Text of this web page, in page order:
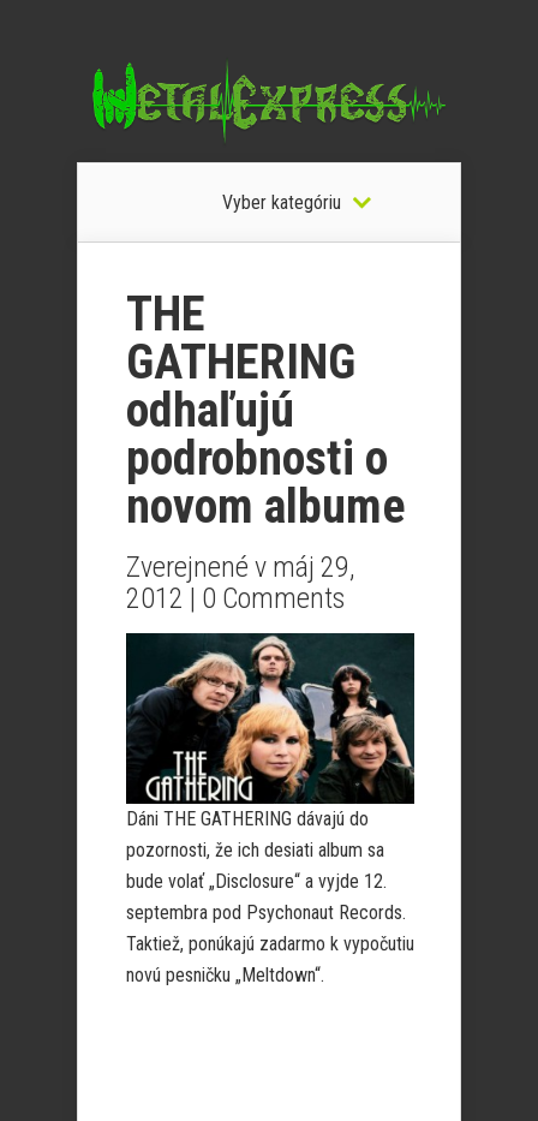
Vyber kategóriu
THE
GATHERING
odhaľujú
podrobnosti o
novom albume
Zverejnené v máj 29,
2012 | 0 Comments
Dáni THE GATHERING dávajú do
pozornosti, že ich desiati album sa
bude volať „Disclosure“ a vyjde 12.
septembra pod Psychonaut Records.
Taktiež, ponúkajú zadarmo k vypočutiu
novú pesničku „Meltdown“.